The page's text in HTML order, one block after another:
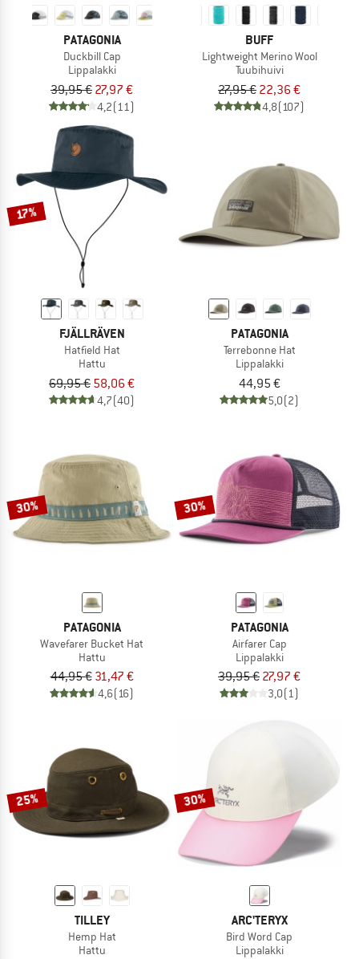
PATAGONIA
Duckbill Cap
Lippalakki
39,95 € 27,97 €
4,2(11)
BUFF
Lightweight Merino Wool
Tuubihuivi
27,95 € 22,36 €
4,8(107)
17%
FJÄLLRÄVEN
Hatfield Hat
Hattu
69,95 € 58,06 €
4,7(40)
PATAGONIA
Terrebonne Hat
Lippalakki
44,95 €
5,0(2)
30%
PATAGONIA
Wavefarer Bucket Hat
Hattu
44,95 € 31,47 €
4,6(16)
30%
PATAGONIA
Airfarer Cap
Lippalakki
39,95 € 27,97 €
3,0(1)
25%
TILLEY
Hemp Hat
Hattu
30%
ARC'TERYX
Bird Word Cap
Lippalakki